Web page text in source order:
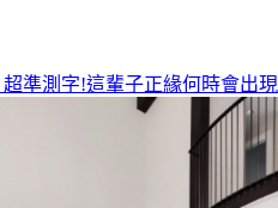
超準測字!這輩子正緣何時會出現